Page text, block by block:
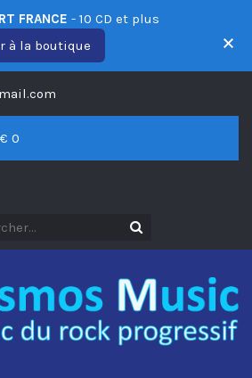
0
FRANCE - 10 CD et plus
à la boutique